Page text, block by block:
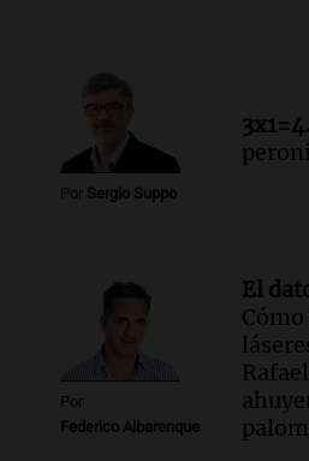
Por Sergio Suppo
3x1=4.
Por
Federico Albarenque
El